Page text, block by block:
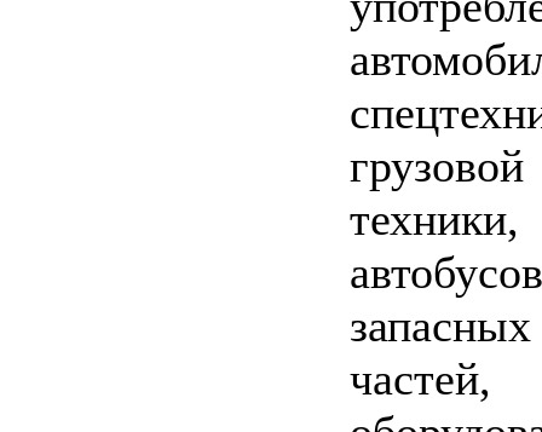
грузовой
техники,
запасных
частей,